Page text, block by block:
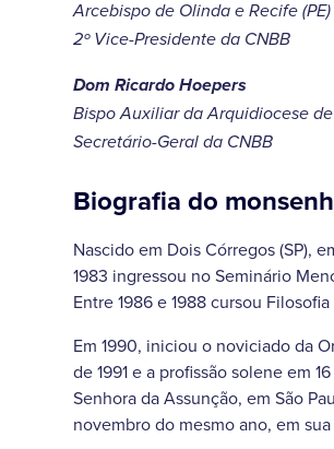
Arcebispo de Olinda e Recife (PE)
2º Vice-Presidente da CNBB
Dom Ricardo Hoepers
Bispo Auxiliar da Arquidiocese
Secretário-Geral da CNBB
Biografia do
Nascido em Dois Córregos (SP),
1983 ingressou no Seminário
Entre 1986 e 1988 cursou
Em 1990, iniciou o noviciado da
de 1991 e a profissão solene em
Senhora da Assunção, em São
novembro do mesmo ano, em